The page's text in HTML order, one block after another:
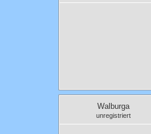
Walburga
unregistriert